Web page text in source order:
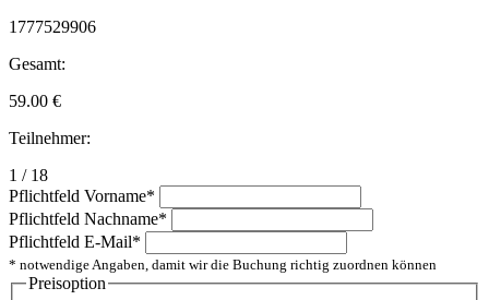
1777529906
Gesamt:
59.00 €
Teilnehmer:
1 / 18
Pflichtfeld Vorname*
Pflichtfeld Nachname*
Pflichtfeld E-Mail*
* notwendige Angaben, damit wir die Buchung richtig zuordnen können
Preisoption